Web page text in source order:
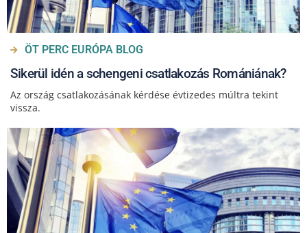
ÖT PERC EURÓPA BLOG
Sikerül idén a schengeni csatlakozás Romániának?
Az ország csatlakozásának kérdése évtizedes múltra tekint
vissza.